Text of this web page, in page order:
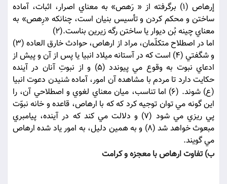
إرهاص (1) برگرفته از « رَهص» به معناي اصرار، اثبات، آماده
ساختن و محکم کردن و تأسيس بنيان است، چنانکه «رِهص» به
معناي چينه بُن ديوار يا ساختن رگه زيرين بناست.(2)
اما در اصطلاح متکلّمان، مراد از ارهاص، حوادث خارق العاده (3)
و شگفتي (4) است که در آستانه ميلاد انبيا يا پس از آن و پيش از
ادعاي نبوت به وقوع مي پيوندد (5) و از نبوتِ آنان در آينده
حکايت دارد تا مردم با مشاهده آن امور، آماده شنيدن دعوت انبيا
(ع) شوند. (6) اما تناسب، ميان معناي لغوي و اصطلاحي آن، را
اين گونه مي توان توجيه کرد که که با ارهاص، قاعده و خانه نبوّت
پي ريزي مي شود (7) و دلالت مي کند که در آينده، پيامبري
مبعوث خواهد شد (8) و به همين دليل، به امور ياد شده ارهاص
مي گويند.
ب) تفاوت ارهاص با معجزه و کرامت